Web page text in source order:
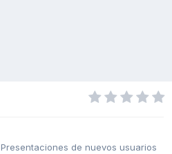
Presentaciones de nuevos usuarios